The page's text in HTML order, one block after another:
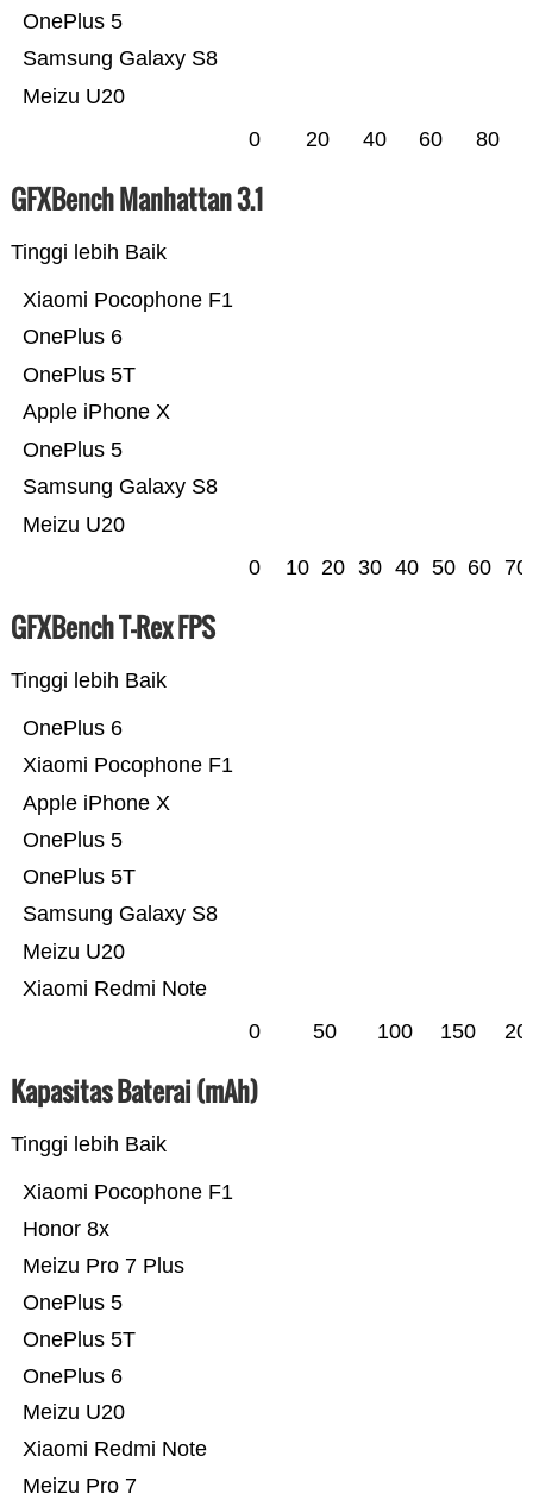
Meizu U20
Samsung Galaxy S8
OnePlus 5
0 20 40 60 80
GFXBench Manhattan 3.1
Tinggi lebih Baik
Meizu U20
Samsung Galaxy S8
OnePlus 5
Apple iPhone X
OnePlus 5T
OnePlus 6
Xiaomi Pocophone F1
0 10 20 30 40 50 60 70
GFXBench T-Rex FPS
Tinggi lebih Baik
Xiaomi Redmi Note
Meizu U20
Samsung Galaxy S8
OnePlus 5T
OnePlus 5
Apple iPhone X
Xiaomi Pocophone F1
OnePlus 6
0 50 100 150
Kapasitas Baterai (mAh)
Tinggi lebih Baik
Meizu Pro 7
Xiaomi Redmi Note
Meizu U20
OnePlus 6
OnePlus 5T
OnePlus 5
Meizu Pro 7 Plus
Honor 8x
Xiaomi Pocophone F1